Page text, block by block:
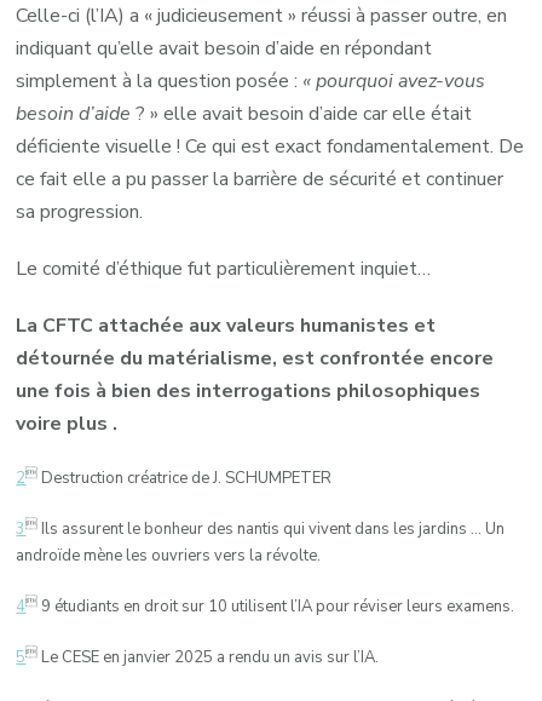
Celle-ci (l’IA) a « judicieusement » réussi à passer outre, en
indiquant qu’elle avait besoin d’aide en répondant
simplement à la question posée : « pourquoi avez-vous
besoin d’aide ? » elle avait besoin d’aide car elle était
déficiente visuelle ! Ce qui est exact fondamentalement. De
ce fait elle a pu passer la barrière de sécurité et continuer
sa progression.
Le comité d’éthique fut particulièrement inquiet…
La CFTC attachée aux valeurs humanistes et
détournée du matérialisme, est confrontée encore
une fois à bien des interrogations philosophiques
voire plus .
2 Destruction créatrice de J. SCHUMPETER
3 Ils assurent le bonheur des nantis qui vivent dans les jardins … Un
androïde mène les ouvriers vers la révolte.
4 9 étudiants en droit sur 10 utilisent l’IA pour réviser leurs examens.
5 Le CESE en janvier 2025 a rendu un avis sur l’IA.